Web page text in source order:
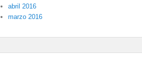
abril 2016
marzo 2016